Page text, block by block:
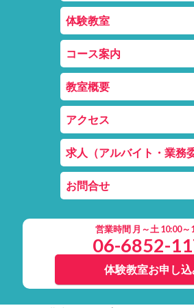
体験教室
コース案内
教室概要
アクセス
求人（アルバイト・業務
お問合せ
営業時間 月～土 10:00～
06-6852-
体験教室お申し